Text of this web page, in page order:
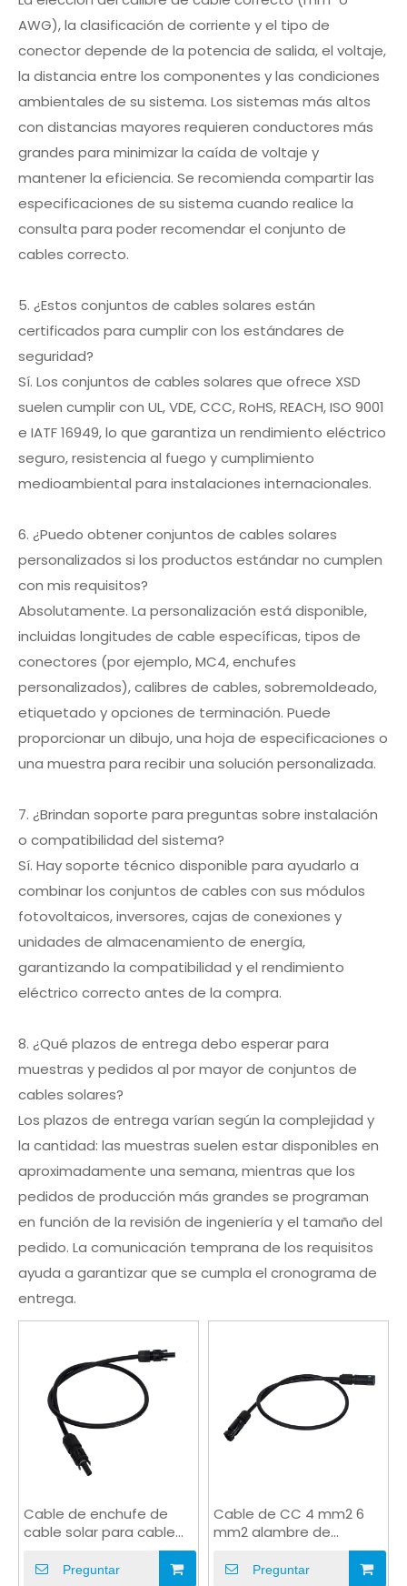
AWG), la clasificación de corriente y el tipo de
conector depende de la potencia de salida, el voltaje,
la distancia entre los componentes y las condiciones
ambientales de su sistema. Los sistemas más altos
con distancias mayores requieren conductores más
grandes para minimizar la caída de voltaje y
mantener la eficiencia. Se recomienda compartir las
especificaciones de su sistema cuando realice la
consulta para poder recomendar el conjunto de
cables correcto.
5. ¿Estos conjuntos de cables solares están
certificados para cumplir con los estándares de
seguridad?
Sí. Los conjuntos de cables solares que ofrece XSD
suelen cumplir con UL, VDE, CCC, RoHS, REACH, ISO 9001
e IATF 16949, lo que garantiza un rendimiento eléctrico
seguro, resistencia al fuego y cumplimiento
medioambiental para instalaciones internacionales.
6. ¿Puedo obtener conjuntos de cables solares
personalizados si los productos estándar no cumplen
con mis requisitos?
Absolutamente. La personalización está disponible,
incluidas longitudes de cable específicas, tipos de
conectores (por ejemplo, MC4, enchufes
personalizados), calibres de cables, sobremoldeado,
etiquetado y opciones de terminación. Puede
proporcionar un dibujo, una hoja de especificaciones o
una muestra para recibir una solución personalizada.
7. ¿Brindan soporte para preguntas sobre instalación
o compatibilidad del sistema?
Sí. Hay soporte técnico disponible para ayudarlo a
combinar los conjuntos de cables con sus módulos
fotovoltaicos, inversores, cajas de conexiones y
unidades de almacenamiento de energía,
garantizando la compatibilidad y el rendimiento
eléctrico correcto antes de la compra.
8. ¿Qué plazos de entrega debo esperar para
muestras y pedidos al por mayor de conjuntos de
cables solares?
Los plazos de entrega varían según la complejidad y
la cantidad: las muestras suelen estar disponibles en
aproximadamente una semana, mientras que los
pedidos de producción más grandes se programan
en función de la revisión de ingeniería y el tamaño del
pedido. La comunicación temprana de los requisitos
ayuda a garantizar que se cumpla el cronograma de
entrega.
Cable de enchufe de
cable solar para cable
inversorPreguntar
Cable de CC 4 mm2 6
mm2 alambre de
puente solar macho a
hembraPreguntar